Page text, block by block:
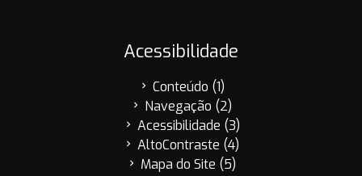
Acessibilidade
chevron_right Conteúdo (1)
chevron_right Navegação (2)
chevron_right Acessibilidade (3)
chevron_right AltoContraste (4)
chevron_right Mapa do Site (5)